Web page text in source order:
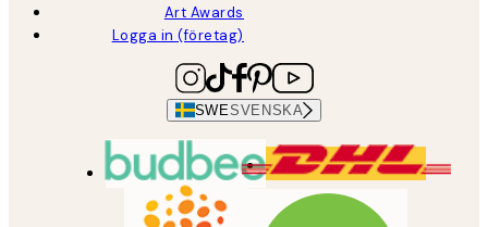
Art Awards
Logga in (företag)
SWESVENSKA